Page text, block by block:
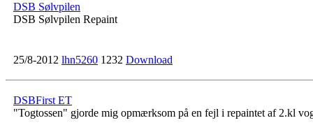
DSB Sølvpilen
DSB Sølvpilen Repaint
25/8-2012 lhn5260 1232 Download
DSBFirst ET
"Togtossen" gjorde mig opmærksom på en fejl i repaintet af 2.kl